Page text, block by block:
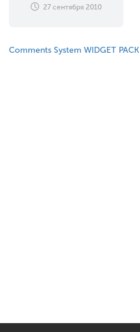
27 сентября 2010
Comments System WIDGET PACK